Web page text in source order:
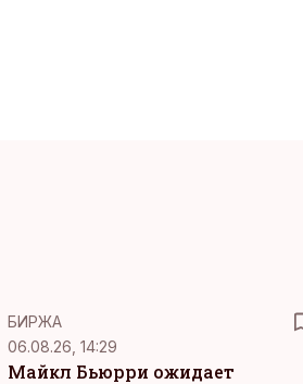
БИРЖА
06.08.26, 14:29
Майкл Бьюрри ожидает